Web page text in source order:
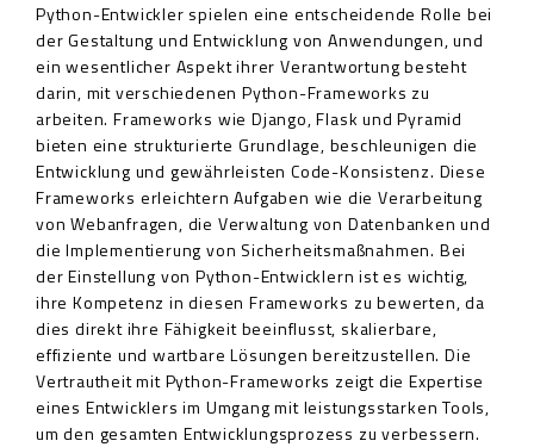
Python-Entwickler spielen eine entscheidende Rolle bei
der Gestaltung und Entwicklung von Anwendungen, und
ein wesentlicher Aspekt ihrer Verantwortung besteht
darin, mit verschiedenen Python-Frameworks zu
arbeiten. Frameworks wie Django, Flask und Pyramid
bieten eine strukturierte Grundlage, beschleunigen die
Entwicklung und gewährleisten Code-Konsistenz. Diese
Frameworks erleichtern Aufgaben wie die Verarbeitung
von Webanfragen, die Verwaltung von Datenbanken und
die Implementierung von Sicherheitsmaßnahmen. Bei
der Einstellung von Python-Entwicklern ist es wichtig,
ihre Kompetenz in diesen Frameworks zu bewerten, da
dies direkt ihre Fähigkeit beeinflusst, skalierbare,
effiziente und wartbare Lösungen bereitzustellen. Die
Vertrautheit mit Python-Frameworks zeigt die Expertise
eines Entwicklers im Umgang mit leistungsstarken Tools,
um den gesamten Entwicklungsprozess zu verbessern.